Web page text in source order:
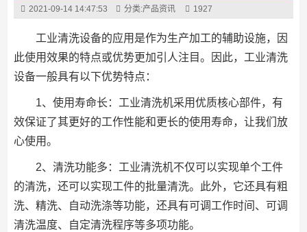
2021-09-14 14:47:53 分类:产品资讯 1927
工业清洗设备的应用是作为生产加工的辅助设施，因
此使用效果的特点或优势更加引人注目。因此，工业清洗
设备一般具有以下优势特点：
1、使用寿命长：工业清洗机采用优质核心部件，有
效保证了其更好的工作性能和更长的使用寿命，让我们放
心使用。
2、清洗功能多：工业清洗机不仅可以实现单个工件
的清洗，还可以实现工件的批量清洗。此外，它还具有粗
洗、精洗、自动洗涤等功能，还具有可调工作时间、可调
清洗温度、自定清洗程序等多项功能。